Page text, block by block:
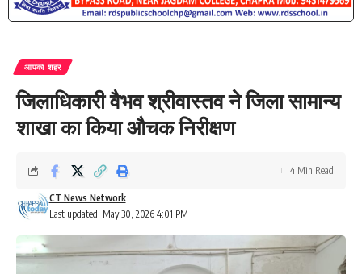
आपका शहर
जिलाधिकारी वैभव श्रीवास्तव ने जिला सामान्य
शाखा का किया औचक निरीक्षण
Last updated: May 30, 2026 4:01 PM
CT News Network
4 Min Read